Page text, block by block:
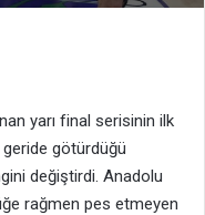
yarı final serisinin ilk
götürdüğü
değiştirdi. Anadolu
rağmen pes etmeyen